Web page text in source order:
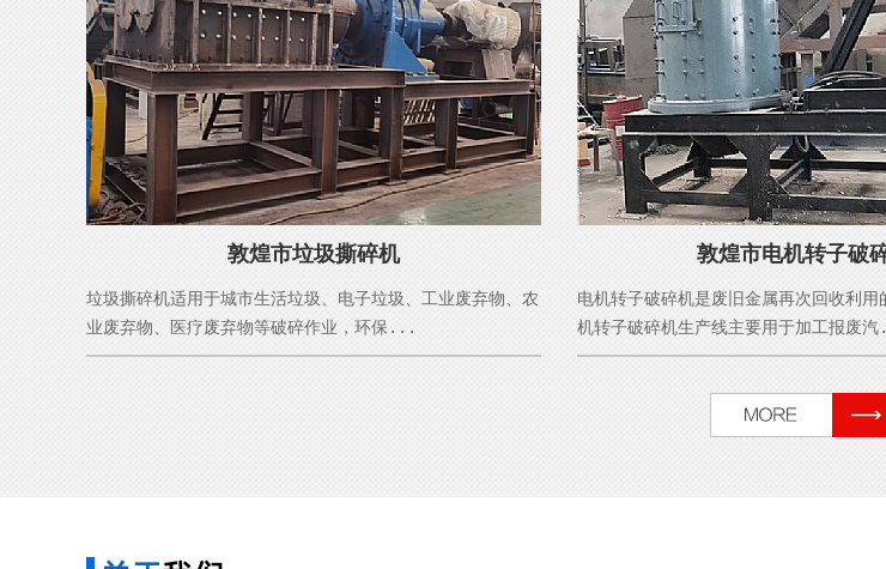
敦煌市垃圾撕碎机
垃圾撕碎机适用于城市生活垃圾、电子垃圾、工业废弃物、农
业废弃物、医疗废弃物等破碎作业，环保...
敦煌市电机转子破
电机转子破碎机是废旧金属再次回收利用
机转子破碎机生产线主要用于加工报废